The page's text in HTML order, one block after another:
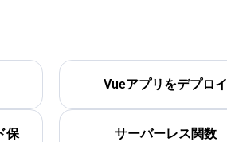
Vueアプリをデプロイ
保 サーバーレス関数